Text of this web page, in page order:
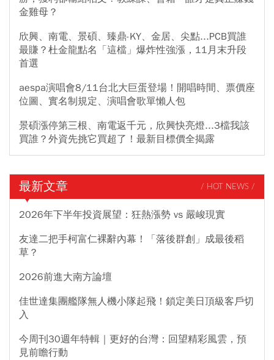
金雞母？
欣興、南電、景碩、臻鼎-KY、金居、尖點...PCB買誰
最賺？杜金龍點名「這檔」爆炸性強漲，11月末升段
首選
aespa演唱會8/11台北大巨蛋登場！開唱時間、票價座
位圖、實名制規定、演唱會歌單懶人包
景碩漲停第三根、南電返千元，欣興快亮燈...3檔我該
買誰？外資先挑它買超了！最新目標價全揭露
最新文章 / HOT NEWS /
2026年下半年投資展望：狂熱漲勢 vs 嚴峻現實
友達二把手柯富仁裸辭內幕！「落後群創」成最後稻
草？
2026前進大南方論壇
佳世達集團艦隊無人機小隊起飛！鎖定美日頂級客戶切
入
今周刊30週年特輯｜更好的台灣：回望精彩風雲，預
見前瞻行動